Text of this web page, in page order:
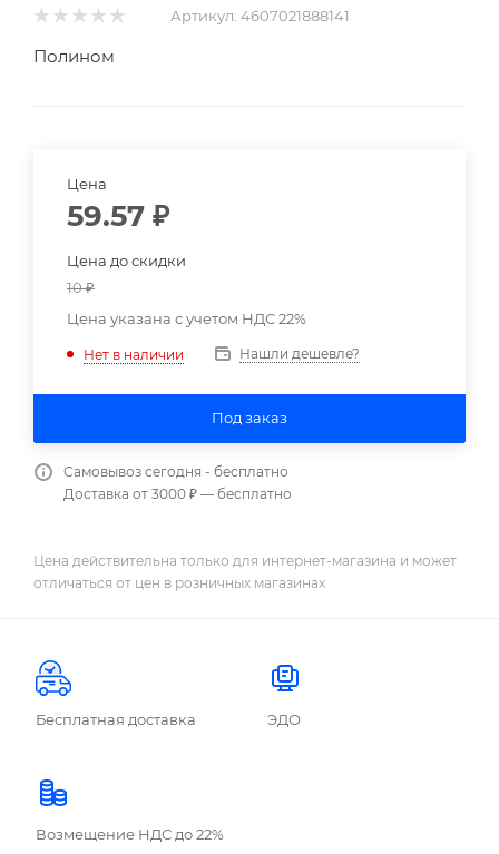
Артикул: 4607021888141
Полином
Цена
59.57 ₽
Цена до скидки
10₽
Цена указана с учетом НДС 22%
Нет в наличии Нашли дешевле?
Под заказ
Самовывоз сегодня - бесплатно
Доставка от 3000 ₽ — бесплатно
Цена действительна только для интернет-магазина и может
отличаться от цен в розничных магазинах
Бесплатная доставка ЭДО
Возмещение НДС до 22%